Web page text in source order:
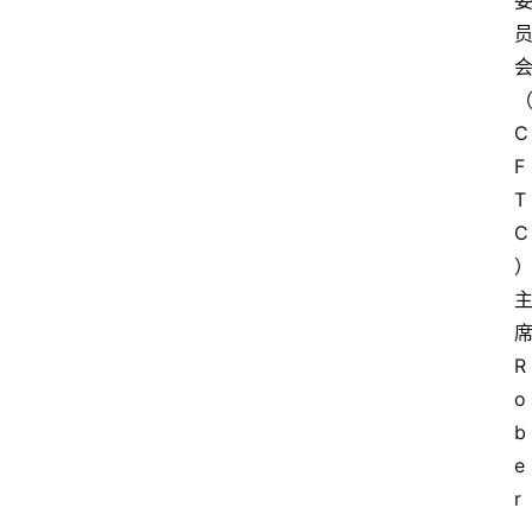
员
会
（
C
F
T
C
）
主
席
R
o
b
e
r